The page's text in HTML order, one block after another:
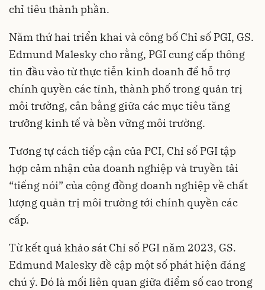
chỉ tiêu thành phần.
Năm thứ hai triển khai và công bố Chỉ số PGI, GS.
Edmund Malesky cho rằng, PGI cung cấp thông
tin đầu vào từ thực tiễn kinh doanh để hỗ trợ
chính quyền các tỉnh, thành phố trong quản trị
môi trường, cân bằng giữa các mục tiêu tăng
trưởng kinh tế và bền vững môi trường.
Tương tự cách tiếp cận của PCI, Chỉ số PGI tập
hợp cảm nhận của doanh nghiệpvà truyền tải
“tiếng nói” của cộng đồng doanh nghiệp về chất
lượng quản trị môi trường tới chính quyền các
cấp.
Từ kết quả khảo sát Chỉ số PGI năm 2023, GS.
Edmund Malesky đề cập một số phát hiện đáng
chú ý. Đó là mối liên quan giữa điểm số cao trong